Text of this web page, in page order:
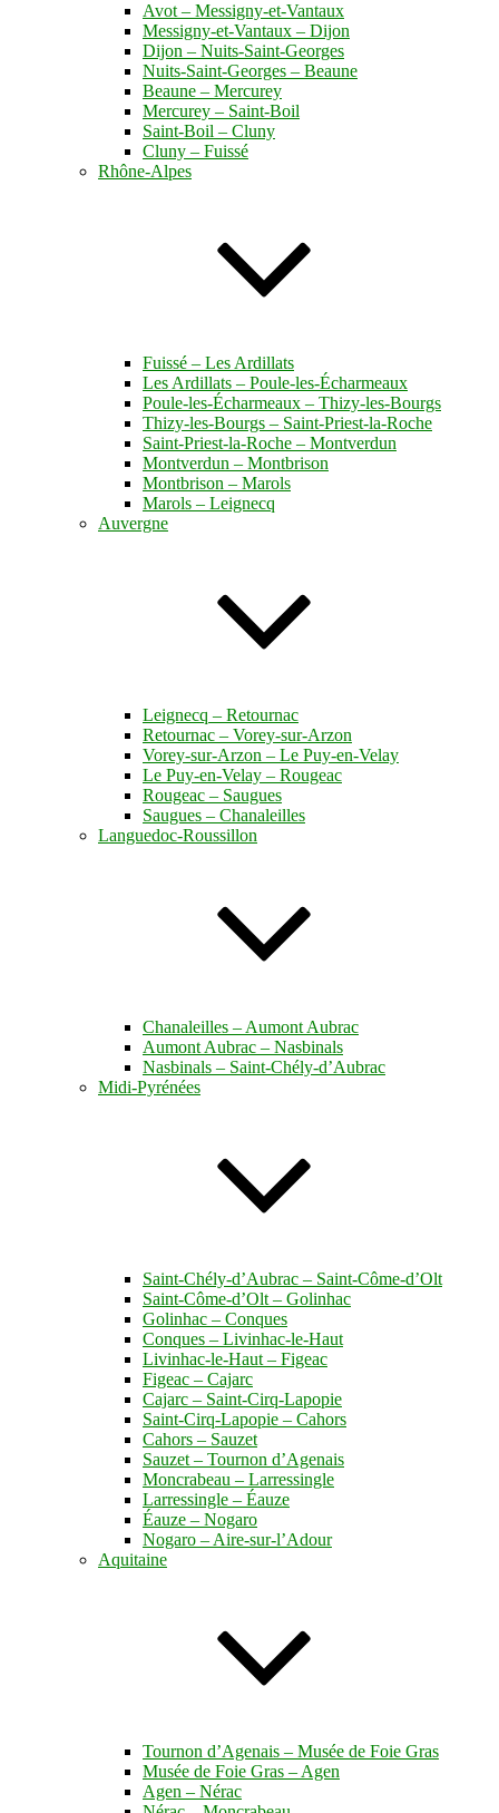
Avot – Messigny-et-Vantaux
Messigny-et-Vantaux – Dijon
Dijon – Nuits-Saint-Georges
Nuits-Saint-Georges – Beaune
Beaune – Mercurey
Mercurey – Saint-Boil
Saint-Boil – Cluny
Cluny – Fuissé
Rhône-Alpes
Fuissé – Les Ardillats
Les Ardillats – Poule-les-Écharmeaux
Poule-les-Écharmeaux – Thizy-les-Bourgs
Thizy-les-Bourgs – Saint-Priest-la-Roche
Saint-Priest-la-Roche – Montverdun
Montverdun – Montbrison
Montbrison – Marols
Marols – Leignecq
Auvergne
Leignecq – Retournac
Retournac – Vorey-sur-Arzon
Vorey-sur-Arzon – Le Puy-en-Velay
Le Puy-en-Velay – Rougeac
Rougeac – Saugues
Saugues – Chanaleilles
Languedoc-Roussillon
Chanaleilles – Aumont Aubrac
Aumont Aubrac – Nasbinals
Nasbinals – Saint-Chély-d’Aubrac
Midi-Pyrénées
Saint-Chély-d’Aubrac – Saint-Côme-d’Olt
Saint-Côme-d’Olt – Golinhac
Golinhac – Conques
Conques – Livinhac-le-Haut
Livinhac-le-Haut – Figeac
Figeac – Cajarc
Cajarc – Saint-Cirq-Lapopie
Saint-Cirq-Lapopie – Cahors
Cahors – Sauzet
Sauzet – Tournon d’Agenais
Moncrabeau – Larressingle
Larressingle – Éauze
Éauze – Nogaro
Nogaro – Aire-sur-l’Adour
Aquitaine
Tournon d’Agenais – Musée de Foie Gras
Musée de Foie Gras – Agen
Agen – Nérac